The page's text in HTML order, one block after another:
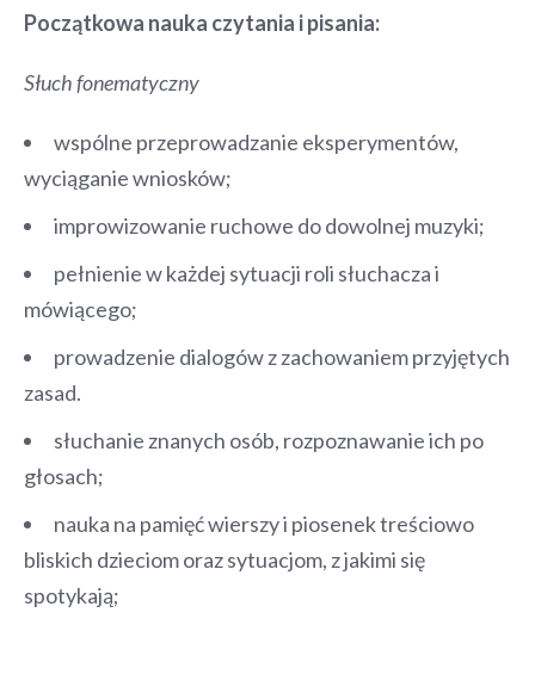
Początkowa nauka czytania i pisania:
Słuch fonematyczny
wspólne przeprowadzanie eksperymentów,
wyciąganie wniosków;
improwizowanie ruchowe do dowolnej muzyki;
pełnienie w każdej sytuacji roli słuchacza i
mówiącego;
prowadzenie dialogów z zachowaniem przyjętych
zasad.
słuchanie znanych osób, rozpoznawanie ich po
głosach;
nauka na pamięć wierszy i piosenek treściowo
bliskich dzieciom oraz sytuacjom, z jakimi się
spotykają;